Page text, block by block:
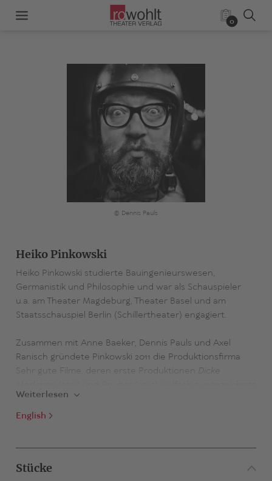
0
© Dennis Pauls
Heiko Pinkowski
Heiko Pinkowski studierte Bauingenieurswesen,
Germanistik und Philosophie und war als Schauspieler
u.a. am Theater Magdeburg, Theater Basel und am
Staatsschauspiel Berlin (Schillertheater) engagiert.
Zusammen mit Anne Baeker, Dennis Pauls und Axel
Ranisch gründete Pinkowski 2011 die Produktionsfirma
Sehr gute Filme, deren erste Produktionen
Dicke
wurden...
Weiterlesen
English
Stücke